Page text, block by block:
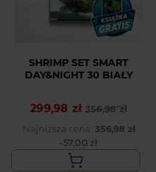
SHRIMP SET SMART
DAY&NIGHT 30 BIAŁY
Cena podstawowa
356,98 zł
Cena
299,98 zł
Najniższa cena: 356,98 zł
-57,00 zł